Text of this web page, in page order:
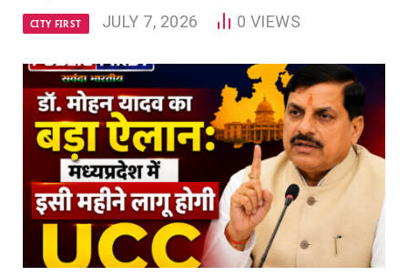
CITY FIRST JULY 7, 2026 0 VIEWS